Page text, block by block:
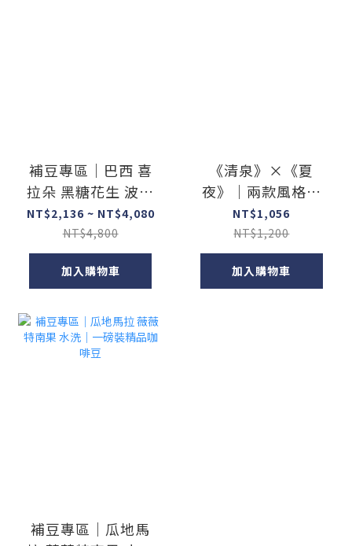
補豆專區｜巴西 喜
拉朵 黑糖花生 波旁
日曬｜一磅裝精品
咖啡豆
NT$2,136 ~ NT$4,080
NT$4,800
加入購物車
《清泉》×《夏
夜》｜兩款風格配
方豆一次入手
NT$1,056
NT$1,200
加入購物車
補豆專區｜瓜地馬